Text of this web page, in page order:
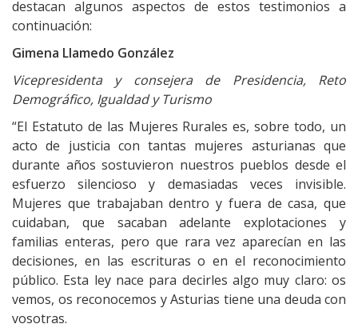
destacan algunos aspectos de estos testimonios a
continuación:
Gimena Llamedo González
Vicepresidenta y consejera de Presidencia, Reto
Demográfico, Igualdad y Turismo
“El Estatuto de las Mujeres Rurales es, sobre todo, un
acto de justicia con tantas mujeres asturianas que
durante años sostuvieron nuestros pueblos desde el
esfuerzo silencioso y demasiadas veces invisible.
Mujeres que trabajaban dentro y fuera de casa, que
cuidaban, que sacaban adelante explotaciones y
familias enteras, pero que rara vez aparecían en las
decisiones, en las escrituras o en el reconocimiento
público. Esta ley nace para decirles algo muy claro: os
vemos, os reconocemos y Asturias tiene una deuda con
vosotras.